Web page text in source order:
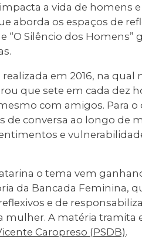
impacta a vida de homens
aborda os espaços de
“O Silêncio dos Homens”
em 2016, na qual
que sete em cada dez
com amigos. Para o
conversa ao longo de
e
o tema vem
da Bancada Feminina,
e de
mulher. A matéria tramita
Caropreso (PSDB).